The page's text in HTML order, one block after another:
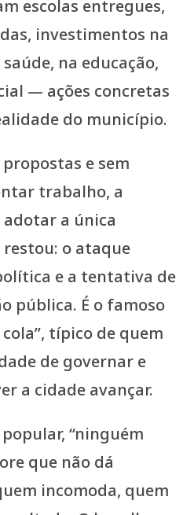
escolas entregues,
investimentos na
na educação,
— ações concretas
do município.
e sem
trabalho, a
adotar a única
o ataque
e a tentativa de
pública. É o famoso
típico de quem
de governar e
a cidade avançar.
“ninguém
que não dá
incomoda, quem